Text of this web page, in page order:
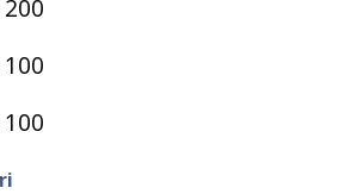
200
100
100